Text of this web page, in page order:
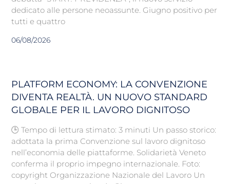
dedicato alle persone neoassunte. Giugno positivo per
tutti e quattro
06/08/2026
PLATFORM ECONOMY: LA CONVENZIONE
DIVENTA REALTÀ. UN NUOVO STANDARD
GLOBALE PER IL LAVORO DIGNITOSO
🕒 Tempo di lettura stimato: 3 minuti Un passo storico:
adottata la prima Convenzione sul lavoro dignitoso
nell’economia delle piattaforme. Solidarietà Veneto
conferma il proprio impegno internazionale. Foto:
copyright Organizzazione Nazionale del Lavoro Un